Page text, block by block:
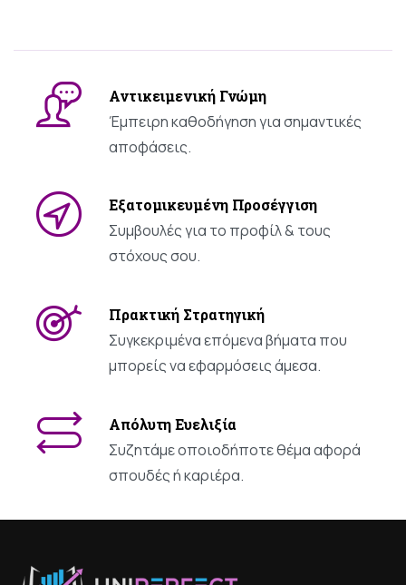
Αντικειμενική Γνώμη
Έμπειρη καθοδήγηση για σημαντικές
αποφάσεις.
Εξατομικευμένη Προσέγγιση
Συμβουλές για το προφίλ & τους
στόχους σου.
Πρακτική Στρατηγική
Συγκεκριμένα επόμενα βήματα που
μπορείς να εφαρμόσεις άμεσα.
Απόλυτη Ευελιξία
Συζητάμε οποιοδήποτε θέμα αφορά
σπουδές ή καριέρα.